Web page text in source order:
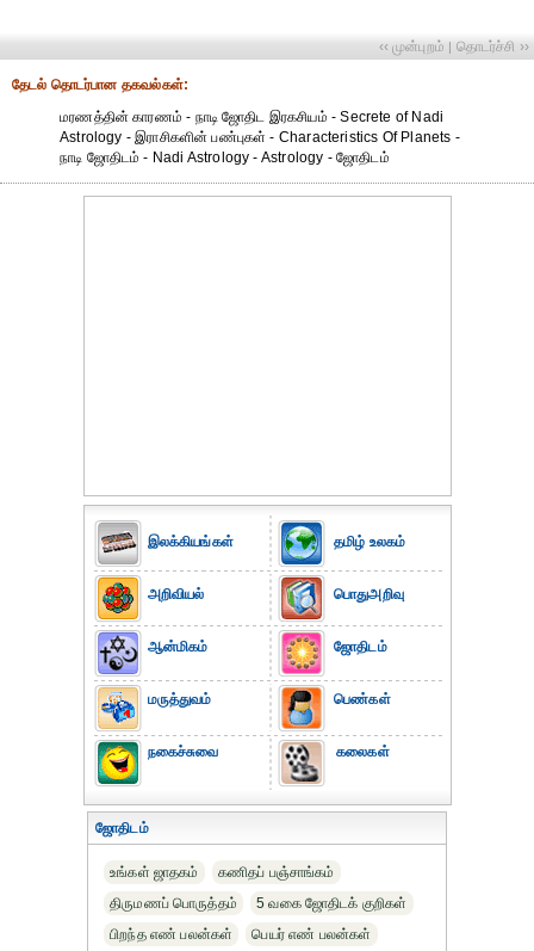
‹‹ முன்புறம் | தொடர்ச்சி ››
தேட‌ல் தொட‌ர்பான தகவ‌ல்க‌ள்:
மரணத்தின் காரணம் - நாடி ஜோதிட இரகசியம் - Secrete of Nadi
Astrology - இராசிகளின் பண்புகள் - Characteristics Of Planets -
நாடி ஜோதிடம் - Nadi Astrology - Astrology - ஜோதிடம்
இலக்கியங்கள்
அறிவியல்
ஆன்மிகம்
மருத்துவம்
நகைச்சுவை
தமிழ் உலகம்
பொதுஅறிவு
ஜோதிடம்
பெண்கள்
கலைகள்
ஜோதிடம்
உங்கள் ஜாதகம்
கணிதப் பஞ்சாங்கம்
திருமணப் பொருத்தம்
5 வகை ஜோதிடக் குறிகள்
பிறந்த எண் பலன்கள்
பெயர் எண் பலன்கள்